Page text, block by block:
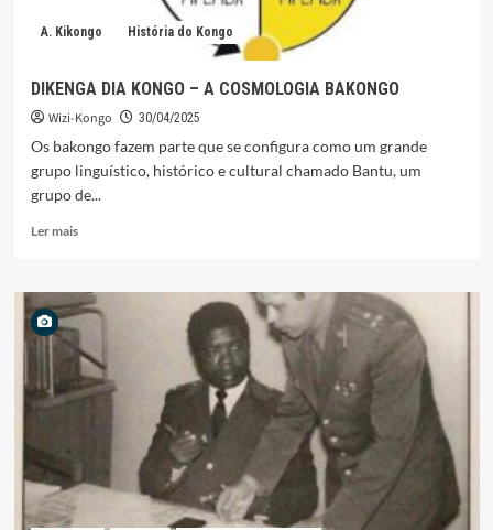
A. Kikongo História do Kongo
DIKENGA DIA KONGO – A COSMOLOGIA BAKONGO
Wizi-Kongo 30/04/2025
Os bakongo fazem parte que se configura como um grande
grupo linguístico, histórico e cultural chamado Bantu, um
grupo de...
Ler maisLeia
DIKENGA
DIA
KONGO
–
A
COSMOLOGIA